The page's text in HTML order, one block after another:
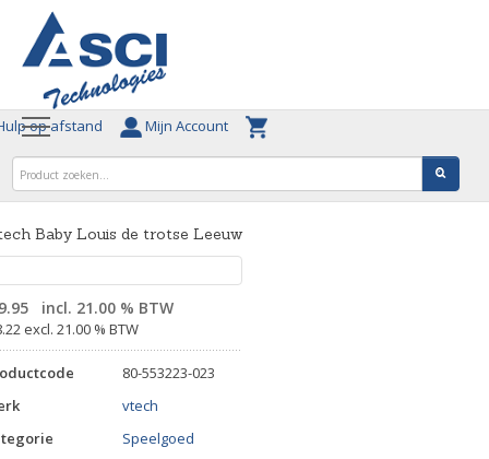
op afstand Mijn Account
Baby Louis de trotse Leeuw
incl. 21.00 % BTW
excl. 21.00 % BTW
80-553223-023
vtech
Speelgoed